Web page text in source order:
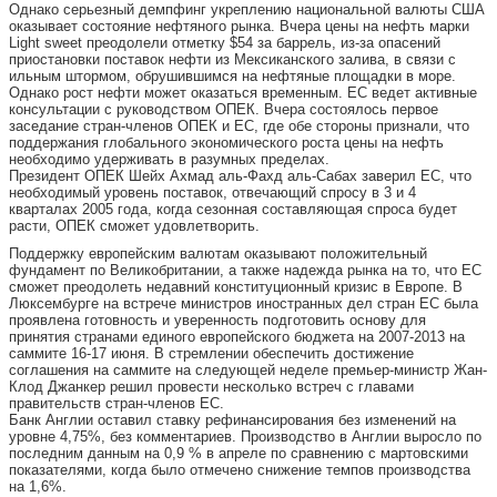
Однако серьезный демпфинг укреплению национальной валюты США
оказывает состояние нефтяного рынка. Вчера цены на нефть марки
Light sweet преодолели отметку $54 за баррель, из-за опасений
приостановки поставок нефти из Мексиканского залива, в связи с
ильным штормом, обрушившимся на нефтяные площадки в море.
Однако рост нефти может оказаться временным. ЕС ведет активные
консультации с руководством ОПЕК. Вчера состоялось первое
заседание стран-членов ОПЕК и ЕС, где обе стороны признали, что
поддержания глобального экономического роста цены на нефть
необходимо удерживать в разумных пределах.
Президент ОПЕК Шейх Ахмад аль-Фахд аль-Сабах заверил ЕС, что
необходимый уровень поставок, отвечающий спросу в 3 и 4
кварталах 2005 года, когда сезонная составляющая спроса будет
расти, ОПЕК сможет удовлетворить.
Поддержку европейским валютам оказывают положительный
фундамент по Великобритании, а также надежда рынка на то, что ЕС
сможет преодолеть недавний конституционный кризис в Европе. В
Люксембурге на встрече министров иностранных дел стран ЕС была
проявлена готовность и уверенность подготовить основу для
принятия странами единого европейского бюджета на 2007-2013 на
саммите 16-17 июня. В стремлении обеспечить достижение
соглашения на саммите на следующей неделе премьер-министр Жан-
Клод Джанкер решил провести несколько встреч с главами
правительств стран-членов ЕС.
Банк Англии оставил ставку рефинансирования без изменений на
уровне 4,75%, без комментариев. Производство в Англии выросло по
последним данным на 0,9 % в апреле по сравнению с мартовскими
показателями, когда было отмечено снижение темпов производства
на 1,6%.